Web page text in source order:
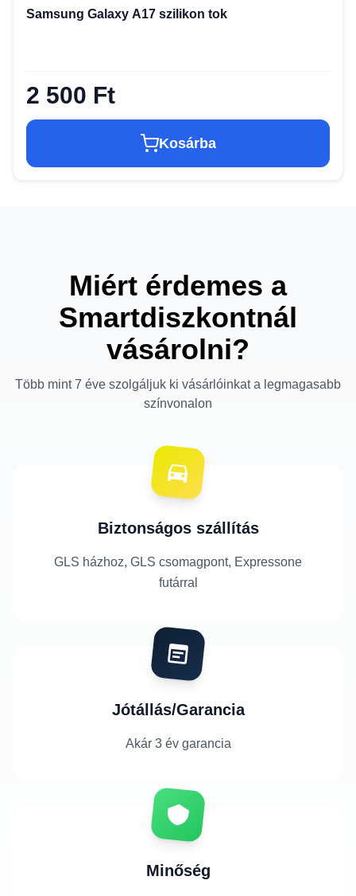
Samsung Galaxy A17 szilikon tok
2 500 Ft
Kosárba
Miért érdemes a
Smartdiszkontnál
vásárolni?
Több mint 7 éve szolgáljuk ki vásárlóinkat a legmagasabb
színvonalon
Biztonságos szállítás
GLS házhoz, GLS csomagpont, Expressone
futárral
Jótállás/Garancia
Akár 3 év garancia
Minőség